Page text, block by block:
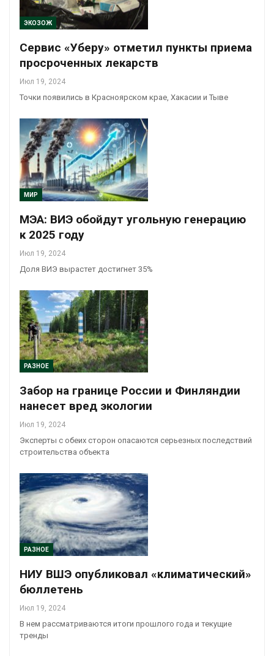
ЭКОЗОЖ
Сервис «Уберу» отметил пункты приема
просроченных лекарств
Июл 19, 2024
Точки появились в Красноярском крае, Хакасии и Тыве
МИР
МЭА: ВИЭ обойдут угольную генерацию
к 2025 году
Июл 19, 2024
Доля ВИЭ вырастет достигнет 35%
РАЗНОЕ
Забор на границе России и Финляндии
нанесет вред экологии
Июл 19, 2024
Эксперты с обеих сторон опасаются серьезных последствий
строительства объекта
РАЗНОЕ
НИУ ВШЭ опубликовал «климатический»
бюллетень
Июл 19, 2024
В нем рассматриваются итоги прошлого года и текущие
тренды